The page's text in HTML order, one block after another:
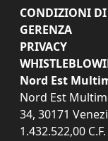
CONDIZIONI DI
GERENZA
PRIVACY
Nord Est
Nord Est
34, 30171
1.432.522,00